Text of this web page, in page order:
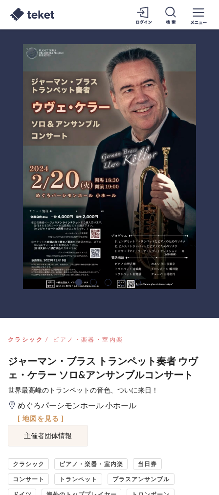
クラシック ピアノ・楽器・室内楽
ジャーマン・ブラス トランペット奏者 ウヴ
ェ・ケラー ソロ&アンサンブルコンサート
世界最高峰のトランペットの音色、ついに来日！
めぐろパーシモンホール 小ホール
[ 地図を見る ]
主催者団体情報
クラシック ピアノ・楽器・室内楽 当日券
コンサート トランペット ブラスアンサンブル